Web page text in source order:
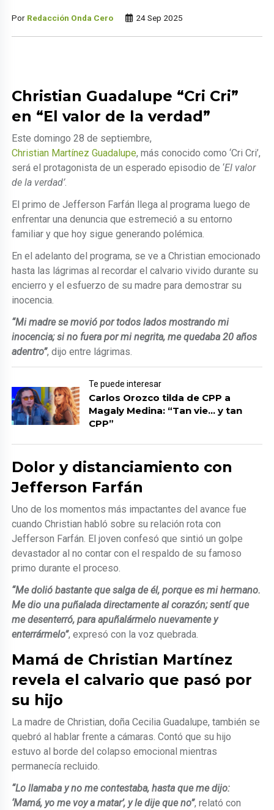
Por Redacción Onda Cero 24 Sep 2025
Christian Guadalupe “Cri Cri”
en “El valor de la verdad”
Este domingo 28 de septiembre,
Christian Martínez Guadalupe, más conocido como ‘Cri Cri’,
será el protagonista de un esperado episodio de ‘El valor
de la verdad’.
El primo de Jefferson Farfán llega al programa luego de
enfrentar una denuncia que estremeció a su entorno
familiar y que hoy sigue generando polémica.
En el adelanto del programa, se ve a Christian emocionado
hasta las lágrimas al recordar el calvario vivido durante su
encierro y el esfuerzo de su madre para demostrar su
inocencia.
“Mi madre se movió por todos lados mostrando mi
inocencia; si no fuera por mi negrita, me quedaba 20 años
adentro”, dijo entre lágrimas.
Te puede interesar
Carlos Orozco tilda de CPP a
Magaly Medina: “Tan vie… y tan
CPP”
Dolor y distanciamiento con
Jefferson Farfán
Uno de los momentos más impactantes del avance fue
cuando Christian habló sobre su relación rota con
Jefferson Farfán. El joven confesó que sintió un golpe
devastador al no contar con el respaldo de su famoso
primo durante el proceso.
“Me dolió bastante que salga de él, porque es mi hermano.
Me dio una puñalada directamente al corazón; sentí que
me desenterró, para apuñalármelo nuevamente y
enterrármelo”, expresó con la voz quebrada.
Mamá de Christian Martínez
revela el calvario que pasó por
su hijo
La madre de Christian, doña Cecilia Guadalupe, también se
quebró al hablar frente a cámaras. Contó que su hijo
estuvo al borde del colapso emocional mientras
permanecía recluido.
“Lo llamaba y no me contestaba, hasta que me dijo:
‘Mamá, yo me voy a matar’, y le dije que no”, relató con